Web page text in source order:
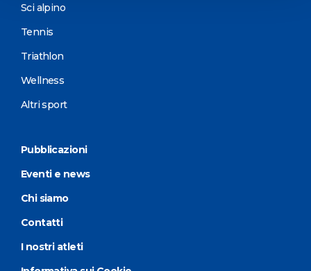
Sci alpino
Tennis
Triathlon
Wellness
Altri sport
Pubblicazioni
Eventi e news
Chi siamo
Contatti
I nostri atleti